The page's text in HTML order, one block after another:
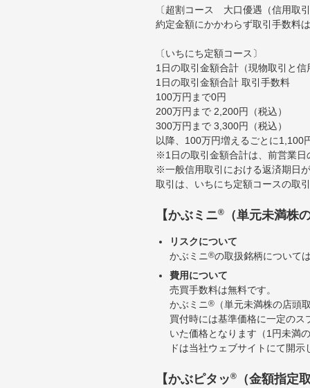
〔超割コース 大口優遇（信用取
約定金額にかかわらず取引手数料
〔いちにち定額コース〕
1日の取引金額合計（現物取引と
1日の取引金額合計 取引手数料
100万円まで0円
200万円まで 2,200円（税込）
300万円まで 3,300円（税込）
以降、100万円増えるごとに1,100
※1日の取引金額合計は、前営業日
※一般信用取引における返済期日
取引は、いちにち定額コースの取
【かぶミニ® （単元未満株
リスクについて
かぶミニ®の取扱銘柄について
費用について
売買手数料は無料です。
かぶミニ®
（単元未満株の店頭
買付時には基準価格に一定の
いた価格となります（1円未満
ドは当社ウェブサイトにて開
【かぶピタッ® （金額指定